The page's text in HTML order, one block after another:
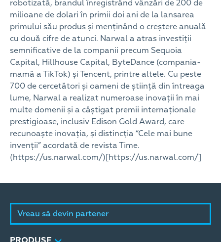
robotizată, brandul înregistrând vânzări de 200 de
milioane de dolari în primii doi ani de la lansarea
primului său produs și menținând o creștere anuală
cu două cifre de atunci. Narwal a atras investiții
semnificative de la companii precum Sequoia
Capital, Hillhouse Capital, ByteDance (compania-
mamă a TikTok) și Tencent, printre altele. Cu peste
700 de cercetători și oameni de știință din întreaga
lume, Narwal a realizat numeroase inovații în mai
multe domenii și a câștigat premii internaționale
prestigioase, inclusiv Edison Gold Award, care
recunoaște inovația, și distincția “Cele mai bune
invenții” acordată de revista Time.
(https://us.narwal.com/)[https://us.narwal.com/]
Vreau să devin partener